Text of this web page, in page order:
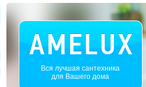
Вся лучшая сантехника
для Вашего дома